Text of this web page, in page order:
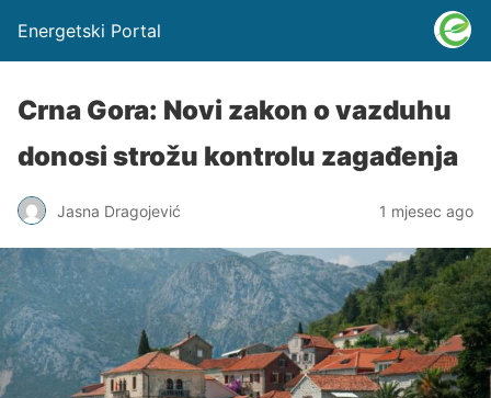
Energetski Portal
Crna Gora: Novi zakon o vazduhu
donosi strožu kontrolu zagađenja
Jasna Dragojević 1 mjesec ago